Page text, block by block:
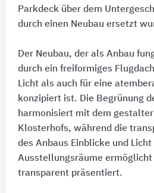
Parkdeck über dem
durch einen Neubau ersetzt
Der Neubau, der als Anbau
durch ein freiformiges
Licht als auch für eine
konzipiert ist. Die Begrünung
harmonisiert mit dem
Klosterhofs, während die
des Anbaus Einblicke und Licht
Ausstellungsräume
transparent präsentiert.